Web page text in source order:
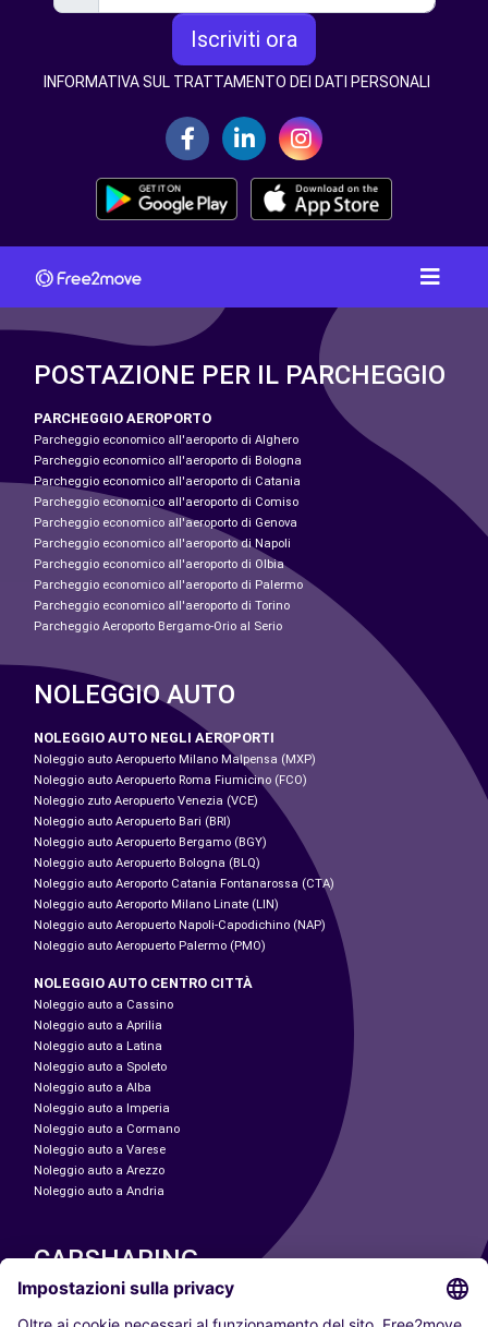
Iscriviti ora
INFORMATIVA SUL TRATTAMENTO DEI DATI PERSONALI
POSTAZIONE PER IL PARCHEGGIO
PARCHEGGIO AEROPORTO
Parcheggio economico all'aeroporto di Alghero
Parcheggio economico all'aeroporto di Bologna
Parcheggio economico all'aeroporto di Catania
Parcheggio economico all'aeroporto di Comiso
Parcheggio economico all'aeroporto di Genova
Parcheggio economico all'aeroporto di Napoli
Parcheggio economico all'aeroporto di Olbia
Parcheggio economico all'aeroporto di Palermo
Parcheggio economico all'aeroporto di Torino
Parcheggio Aeroporto Bergamo-Orio al Serio
NOLEGGIO AUTO
NOLEGGIO AUTO NEGLI AEROPORTI
Noleggio auto Aeropuerto Milano Malpensa (MXP)
Noleggio auto Aeropuerto Roma Fiumicino (FCO)
Noleggio zuto Aeropuerto Venezia (VCE)
Noleggio auto Aeropuerto Bari (BRI)
Noleggio auto Aeropuerto Bergamo (BGY)
Noleggio auto Aeropuerto Bologna (BLQ)
Noleggio auto Aeroporto Catania Fontanarossa (CTA)
Noleggio auto Aeroporto Milano Linate (LIN)
Noleggio auto Aeropuerto Napoli-Capodichino (NAP)
Noleggio auto Aeropuerto Palermo (PMO)
NOLEGGIO AUTO CENTRO CITTÀ
Noleggio auto a Cassino
Noleggio auto a Aprilia
Noleggio auto a Latina
Noleggio auto a Spoleto
Noleggio auto a Alba
Noleggio auto a Imperia
Noleggio auto a Cormano
Noleggio auto a Varese
Noleggio auto a Arezzo
Noleggio auto a Andria
CARSHARING
LE NOSTRE CITTÀ
Paris